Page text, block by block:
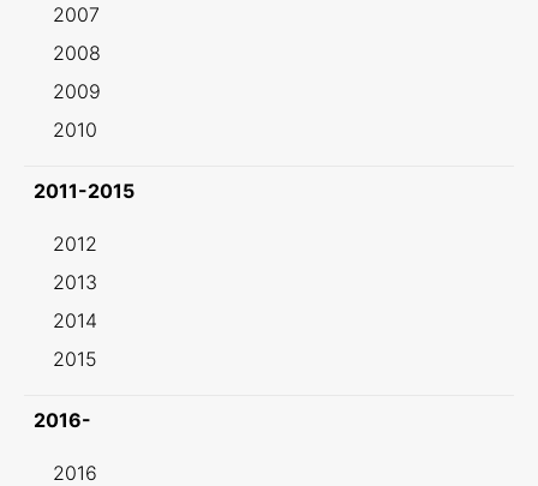
2007
2008
2009
2010
2011-2015
2012
2013
2014
2015
2016-
2016